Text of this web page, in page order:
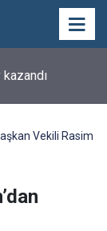
Vekili Rasim